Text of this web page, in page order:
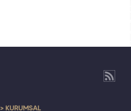
> KURUMSAL